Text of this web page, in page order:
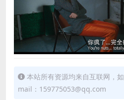
本站所有资源均来自互联网，
mail：159775053@qq.com